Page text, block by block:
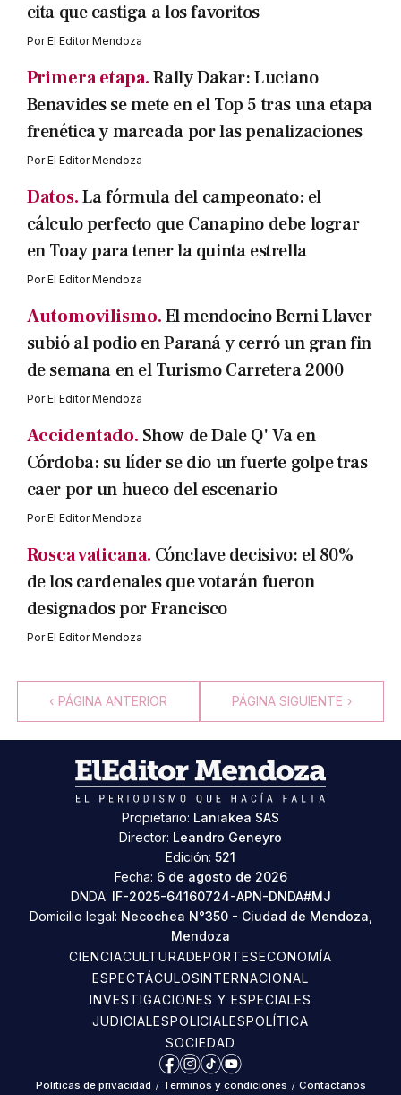
cita que castiga a los favoritos
PorEl Editor Mendoza
Primera etapa.Rally Dakar: Luciano
Benavides se mete en el Top 5 tras una etapa
frenética y marcada por las penalizaciones
PorEl Editor Mendoza
Datos.La fórmula del campeonato: el
cálculo perfecto que Canapino debe lograr
en Toay para tener la quinta estrella
PorEl Editor Mendoza
Automovilismo.El mendocino Berni Llaver
subió al podio en Paraná y cerró un gran fin
de semana en el Turismo Carretera 2000
PorEl Editor Mendoza
Accidentado. Show de Dale Q' Va en
Córdoba: su líder se dio un fuerte golpe tras
caer por un hueco del escenario
PorEl Editor Mendoza
Rosca vaticana. Cónclave decisivo: el 80%
de los cardenales que votarán fueron
designados por Francisco
PorEl Editor Mendoza
‹ PÁGINA ANTERIOR PÁGINA SIGUIENTE ›
Propietario: Laniakea SAS
Director: Leandro Geneyro
Edición: 521
Fecha: 6 de agosto de 2026
DNDA: IF-2025-64160724-APN-DNDA#MJ
Domicilio legal: Necochea N°350 - Ciudad de Mendoza,
Mendoza
CIENCIACULTURADEPORTESECONOMÍA
ESPECTÁCULOSINTERNACIONAL
INVESTIGACIONES Y ESPECIALES
JUDICIALESPOLICIALESPOLÍTICA
SOCIEDAD
Facebook
Instagram
TikTokYouTube
Políticas de privacidad / Términos y condiciones / Contáctanos